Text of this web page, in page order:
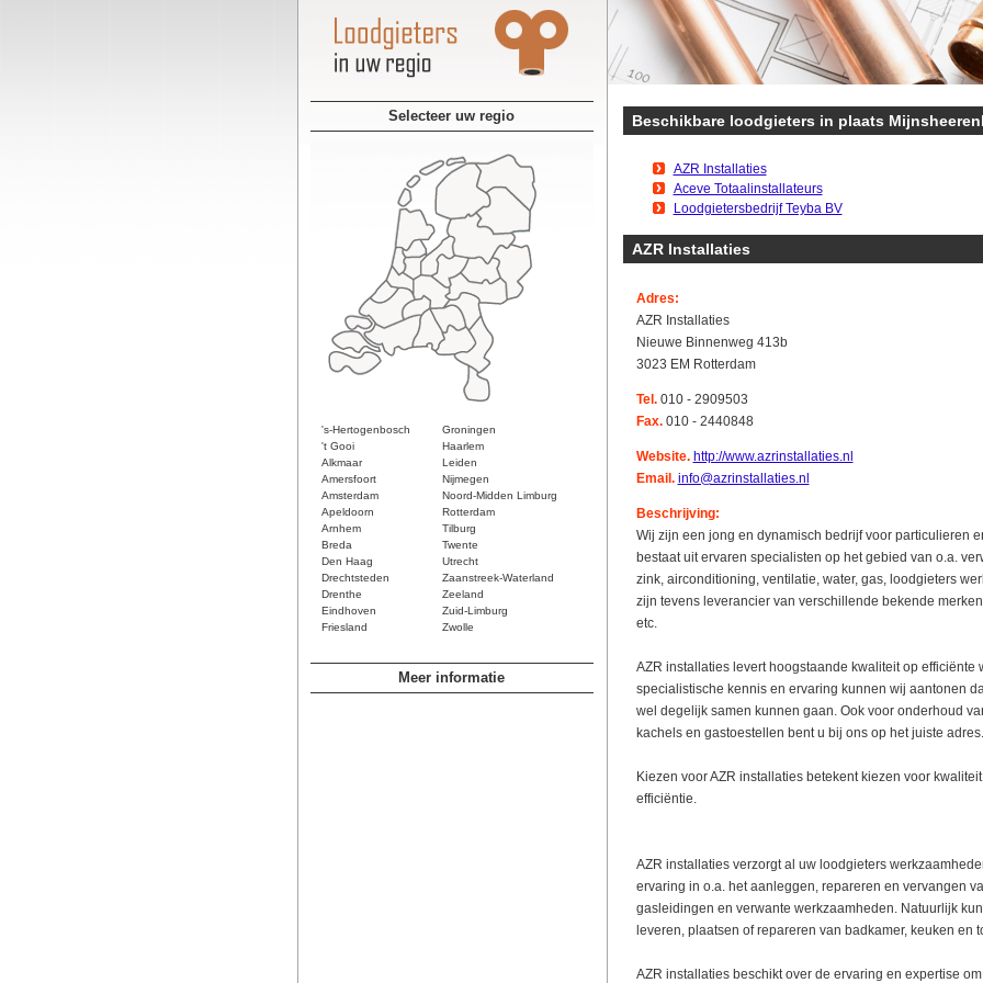
Selecteer uw regio
's-Hertogenbosch
Groningen
't Gooi
Haarlem
Alkmaar
Leiden
Amersfoort
Nijmegen
Amsterdam
Noord-Midden Limburg
Apeldoorn
Rotterdam
Arnhem
Tilburg
Breda
Twente
Den Haag
Utrecht
Drechtsteden
Zaanstreek-Waterland
Drenthe
Zeeland
Eindhoven
Zuid-Limburg
Friesland
Zwolle
Meer informatie
Beschikbare loodgieters in plaats
AZR Installaties
Aceve Totaalinstallateurs
Loodgietersbedrijf Teyba BV
AZR Installaties
Adres:
AZR Installaties
Nieuwe Binnenweg 413b
3023 EM Rotterdam
Tel.010 - 2909503
Fax.010 - 2440848
Website. http://www.azrinstallaties.nl
Email. info@azrinstallaties.nl
Beschrijving:
Wij zijn een jong en dynamisch bedrijf voor particulieren
bestaat uit ervaren specialisten op het gebied van o.a.
zink, airconditioning, ventilatie, water, gas, loodgieters
zijn tevens leverancier van verschillende bekende
etc.
AZR installaties levert hoogstaande kwaliteit op efficiënte
specialistische kennis en ervaring kunnen wij aantonen
wel degelijk samen kunnen gaan. Ook voor onderhoud
kachels en gastoestellen bent u bij ons op het juiste adres.
Kiezen voor AZR installaties betekent kiezen voor
efficiëntie.
AZR installaties verzorgt al uw loodgieters
ervaring in o.a. het aanleggen, repareren en vervangen
gasleidingen en verwante werkzaamheden. Natuurlijk
leveren, plaatsen of repareren van badkamer, keuken en
AZR installaties beschikt over de ervaring en expertise